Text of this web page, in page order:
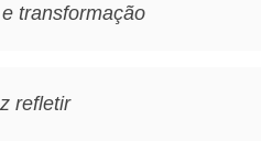
transformação
refletir